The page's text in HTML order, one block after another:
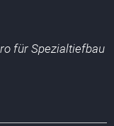
für Spezialtiefbau